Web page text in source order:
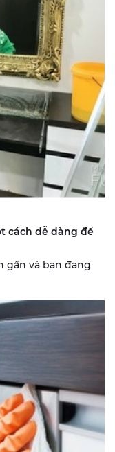
cách dễ dàng để
gần và bạn đang